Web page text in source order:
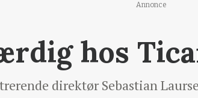
Annonce
hos
direktør Sebastian